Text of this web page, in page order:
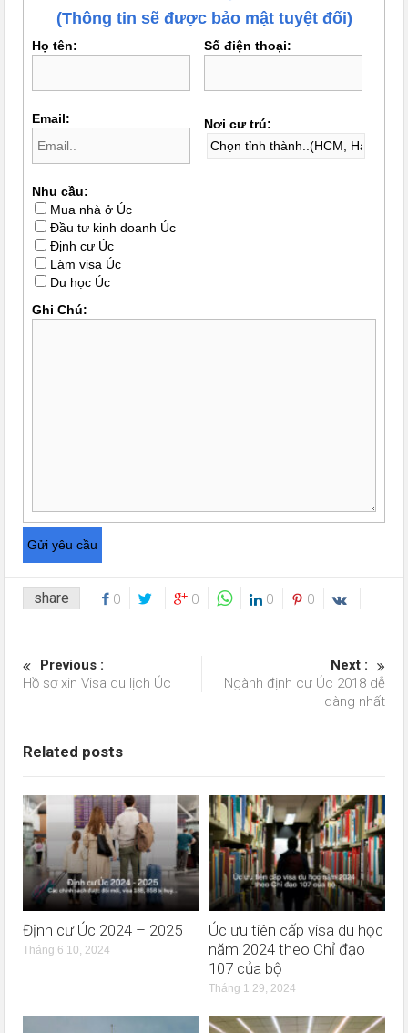
(Thông tin sẽ được bảo mật tuyệt đối)
Họ tên: Số điện thoại:
Email: Nơi cư trú:
Nhu cầu:
Mua nhà ở Úc
Đầu tư kinh doanh Úc
Định cư Úc
Làm visa Úc
Du học Úc
Ghi Chú:
share 0 0 0 0
Previous :
Hồ sơ xin Visa du lịch Úc
Next :
Ngành định cư Úc 2018 dễ
dàng nhất
Related posts
Định cư Úc 2024 – 2025
Tháng 6 10, 2024
Úc ưu tiên cấp visa du học
năm 2024 theo Chỉ đạo
107 của bộ
Tháng 1 29, 2024